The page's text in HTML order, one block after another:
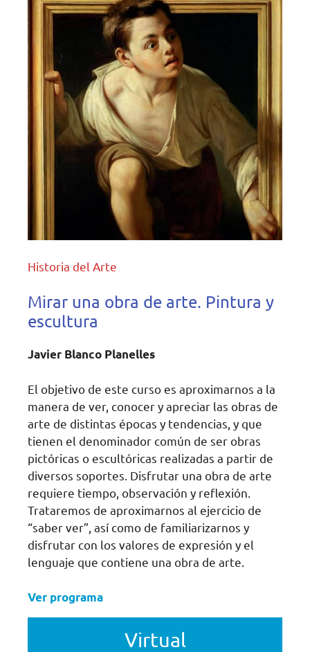
Historia del Arte
Mirar una obra de arte. Pintura y
escultura
Javier Blanco Planelles
El objetivo de este curso es aproximarnos a la
manera de ver, conocer y apreciar las obras de
arte de distintas épocas y tendencias, y que
tienen el denominador común de ser obras
pictóricas o escultóricas realizadas a partir de
diversos soportes. Disfrutar una obra de arte
requiere tiempo, observación y reflexión.
Trataremos de aproximarnos al ejercicio de
“saber ver”, así como de familiarizarnos y
disfrutar con los valores de expresión y el
lenguaje que contiene una obra de arte.
Ver programa
Virtual